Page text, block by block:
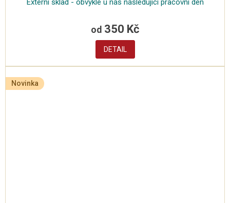
Externí sklad - obvykle u nás následující pracovní den
od 350 Kč
DETAIL
Novinka